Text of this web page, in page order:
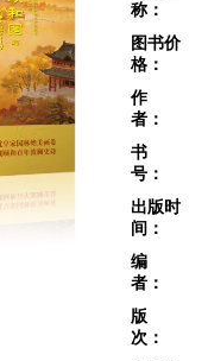
称：
图书价
格：
作
者：
书
号：
出版时
间：
编
者：
版
次：